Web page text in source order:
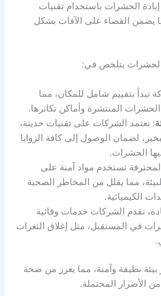
الحشرات باستخدام تقنيات
يضمن القضاء على الآفات بشكل
الحشرات يتلخص في:
تبدأ بتقييم شامل للمكان، مما
المنتشرة وأماكن تكاثرها.
: تعتمد الشركات على تقنيات حديثة،
لضمان الوصول إلى كافة الزوايا
الحشرات.
تستخدم مواد آمنة على
مما يقلل من المخاطر الصحية
الكيميائية.
تقدم الشركات خدمات وقائية
في المستقبل، مثل إغلاق الثغرات
نظيفة وآمنة، مما يعزز من صحة
الأضرار المحتملة.